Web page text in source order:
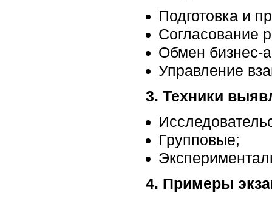
Подготовка и
Согласование
Обмен бизнес-
Управление
3. Техники
Групповые;
4. Примеры